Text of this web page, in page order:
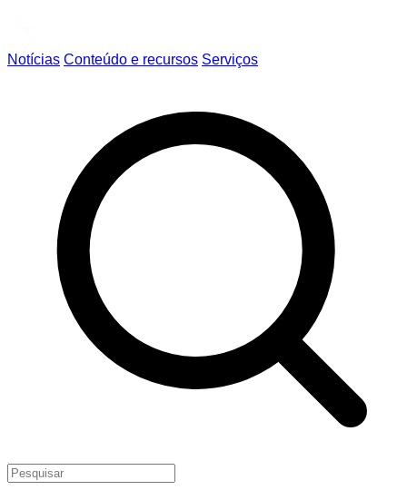
Notícias Conteúdo e recursos Serviços